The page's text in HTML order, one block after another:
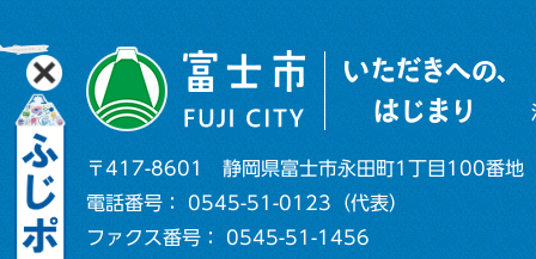
〒417-8601 静岡県富士市永田町1丁目100番地
電話番号： 0545-51-0123（代表）
ファクス番号： 0545-51-1456